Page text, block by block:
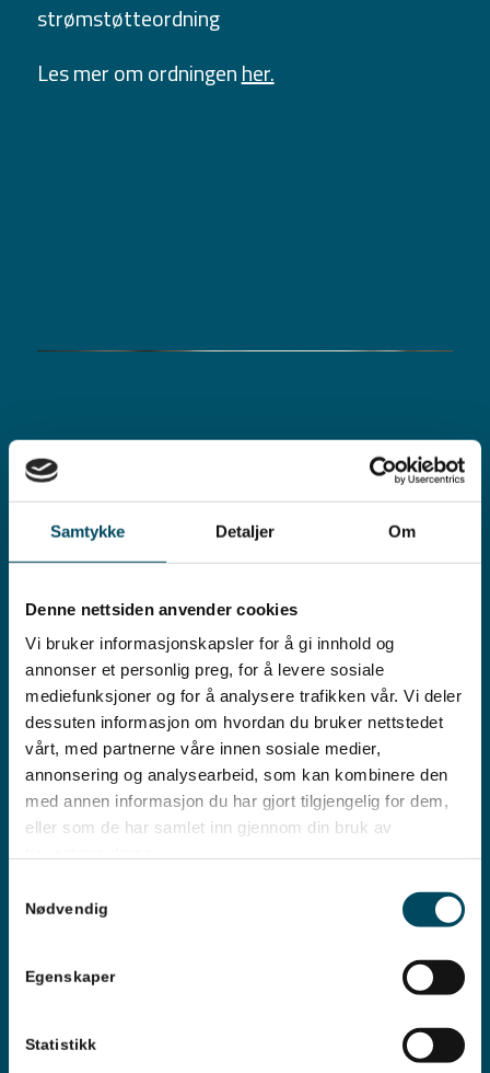
Samtykke Detaljer Om
Denne nettsiden anvender cookies
Vi bruker informasjonskapsler for å gi innhold og
annonser et personlig preg, for å levere sosiale
mediefunksjoner og for å analysere trafikken vår. Vi deler
dessuten informasjon om hvordan du bruker nettstedet
vårt, med partnerne våre innen sosiale medier,
annonsering og analysearbeid, som kan kombinere den
med annen informasjon du har gjort tilgjengelig for dem,
eller som de har samlet inn gjennom din bruk av
Nødvendig
Egenskaper
Statistikk
strømstøtteordning
Les mer om ordningenher.
Eiker Strøm-appen
Med Eiker Strøm-appen får du full kontroll på
forbruk, priser og fakturaer – alt på ett sted.
Det er enkelt å komme i gang: Last ned appen